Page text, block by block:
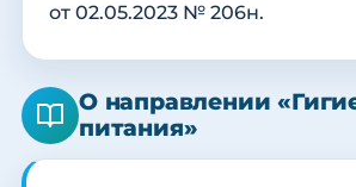
от 02.05.2023 № 206н.
О направлении
питания»